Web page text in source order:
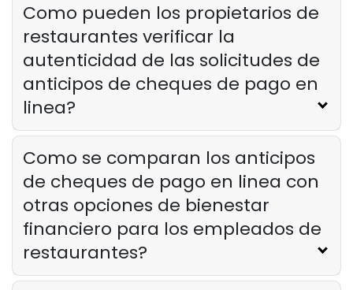
Como pueden los propietarios de
restaurantes verificar la
autenticidad de las solicitudes de
anticipos de cheques de pago en
linea?
Como se comparan los anticipos
de cheques de pago en linea con
otras opciones de bienestar
financiero para los empleados de
restaurantes?